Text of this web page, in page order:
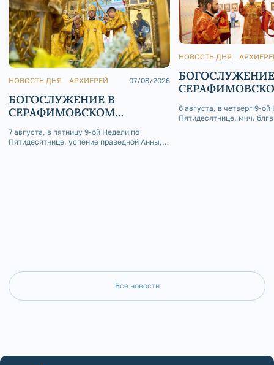
Все новости
НОВОСТЬ ДНЯ АРХИЕРЕЙ 07/08/2026
БОГОСЛУЖЕНИЕ В
СЕРАФИМОВСКОМ
7 августа, в пятницу 9-ой Недели по
Пятидесятнице, успение праведной Анны,
НОВОСТЬ ДНЯ
6 августа, в четверг 9-ой
Пятидесятнице, мчч.